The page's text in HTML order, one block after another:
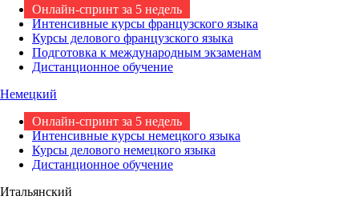
Онлайн-спринт за 5 недель
Интенсивные курсы французского языка
Курсы делового французского языка
Подготовка к международным экзаменам
Дистанционное обучение
Немецкий
Онлайн-спринт за 5 недель
Интенсивные курсы немецкого языка
Курсы делового немецкого языка
Дистанционное обучение
Итальянский